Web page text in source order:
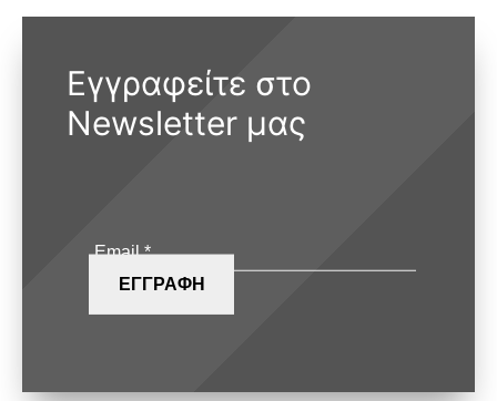
Εγγραφείτε στο
Newsletter μας